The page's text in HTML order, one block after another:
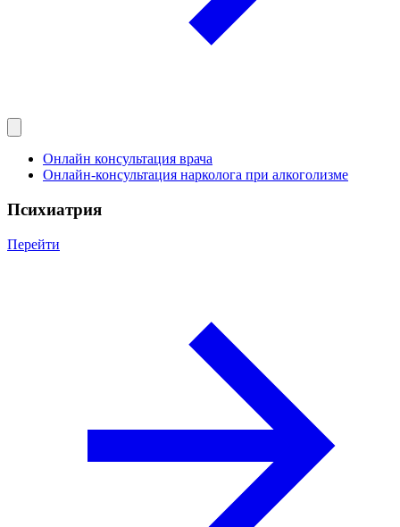
Онлайн консультация врача
Онлайн-консультация нарколога при алкоголизме
Психиатрия
Перейти